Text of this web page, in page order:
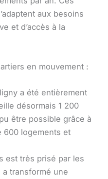
aux besoins
et d’accès à la
en mouvement :
a été entièrement
désormais 1 200
être possible grâce à
600 logements et
est très prisé par les
a transformé une